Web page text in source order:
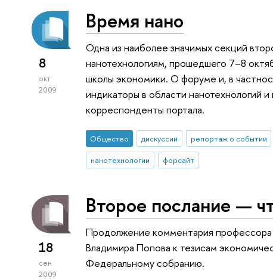
8
окт
2009
Время нано
Одна из наиболее значимых секций
нанотехнологиям, прошедшего 7–8
школы экономики. О форуме и, в
индикаторы в области нанотехнологий
корреспонденты портала.
Общество дискуссии репортаж о событии
нанотехнологии
форсайт
18
сен
2009
Второе послание —
Продолжение комментария
Владимира Попова к тезисам
Федеральному собранию.